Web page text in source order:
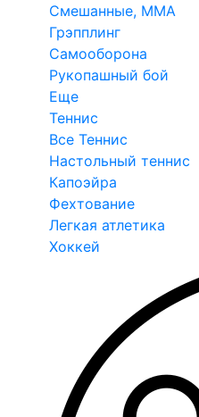
Смешанные, ММА
Грэпплинг
Самооборона
Рукопашный бой
Еще
Теннис
Все Теннис
Настольный теннис
Капоэйра
Фехтование
Легкая атлетика
Хоккей